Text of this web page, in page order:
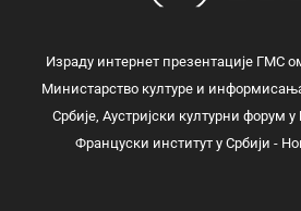
Израду интернет презентације ГМС
Министарство културе и
Србије, Аустријски културни форум у
Француски институт у Србији -